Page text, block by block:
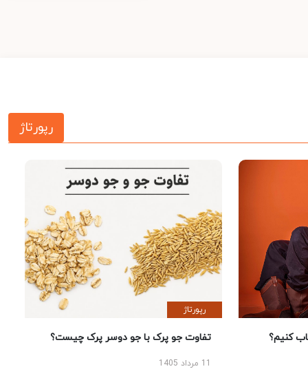
رپورتاژ
کنیم؟
رپورتاژ
تفاوت جو پرک با جو دوسر پرک چیست؟